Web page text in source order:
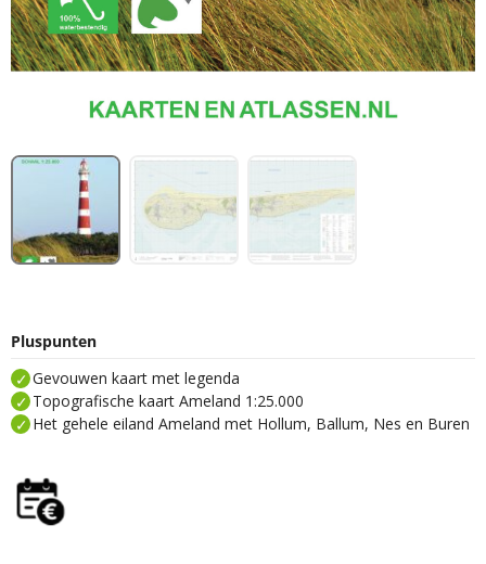
Pluspunten
Gevouwen kaart met legenda
Topografische kaart Ameland 1:25.000
Het gehele eiland Ameland met Hollum, Ballum, Nes en Buren